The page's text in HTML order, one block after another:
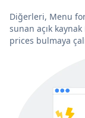
Diğerleri, Menu
sunan açık
prices bulmaya